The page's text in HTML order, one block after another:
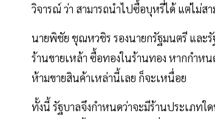
วิจารณ์ ว่า สามารถนำไปซื้อบุหรี่ได้ แต่ไม่ส
นายพิชัย ชุณหวชิร รองนายกรัฐมนตรี และรั
ร้านขายเหล้า ซื้อทองในร้านทอง หากกำห
ห้ามขายสินค้าเหล่านี้เลย ก็จะเหนื่อย
ทั้งนี้ รัฐบาลจึงกำหนดว่าจะมีร้านประเภทใ